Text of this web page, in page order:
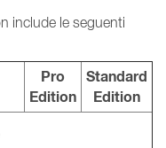
include le seguenti
Pro
Edition
Standard
Edition